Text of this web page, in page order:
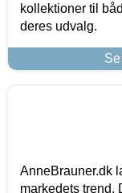
kollektioner til
deres udvalg.
AnneBrauner.dk
markedets trend.